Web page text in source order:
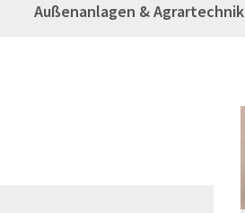
Außenanlagen & Agrartechnik